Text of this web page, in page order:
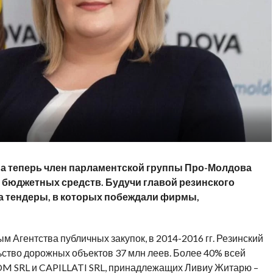
член парламентской группы Про-Молдова
средств. Будучи главой резинского
тендеры, в которых побеждали фирмы,
Агентства публичных закупок, в 2014-2016 гг. Резинский
дорожных объектов 37 млн леев. Более 40% всей
SRL и CAPILLATI SRL, принадлежащих Ливиу Житарю –